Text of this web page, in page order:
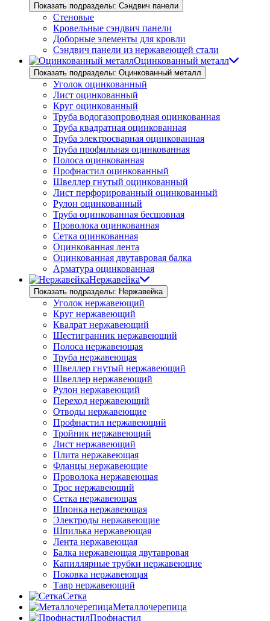
Показать подразделы: Сэндвич панели
Стеновые
Кровельные сэндвич панели
Доборные элементы для кровли
Сэндвич панели из нержавеющей стали
Оцинкованный металл
Показать подразделы: Оцинкованный металл
Уголок оцинкованный
Лист оцинкованный
Круг оцинкованный
Труба водогазопроводная оцинкованная
Труба квадратная оцинкованная
Труба электросварная оцинкованная
Труба профильная оцинкованная
Полоса оцинкованная
Профнастил оцинкованный
Швеллер гнутый оцинкованный
Лист перфорированный оцинкованный
Рулон оцинкованный
Труба оцинкованная бесшовная
Проволока оцинкованная
Сетка оцинкованная
Оцинкованная лента
Оцинкованная двутавровая балка
Арматура оцинкованная
Нержавейка
Показать подразделы: Нержавейка
Уголок нержавеющий
Круг нержавеющий
Квадрат нержавеющий
Шестигранник нержавеющий
Полоса нержавеющая
Труба нержавеющая
Швеллер гнутый нержавеющий
Швеллер нержавеющий
Рулон нержавеющий
Переход нержавеющий
Отводы нержавеющие
Профнастил нержавеющий
Тройник нержавеющий
Лист нержавеющий
Плита нержавеющая
Фланцы нержавеющие
Проволока нержавеющая
Трос нержавеющий
Сетка нержавеющая
Шпонка нержавеющая
Электроды нержавеющие
Шпилька нержавеющая
Лента нержавеющая
Балка нержавеющая двутавровая
Капиллярные трубки нержавеющие
Поковка нержавеющая
Тавр нержавеющий
Сетка
Металлочерепица
Профнастил